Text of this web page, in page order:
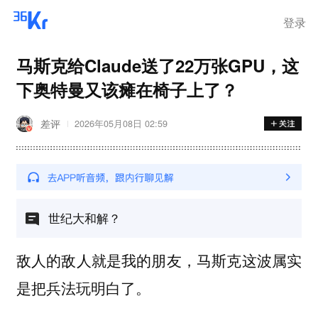
登录
马斯克给Claude送了22万张GPU，这
下奥特曼又该瘫在椅子上了？
差评 2026年05月08日 02:59
世纪大和解？
敌人的敌人就是我的朋友，马斯克这波属实
是把兵法玩明白了。